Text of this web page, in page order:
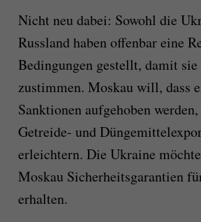
Nicht neu dabei: Sowohl die
Russland haben offenbar eine
Bedingungen gestellt, damit sie
zustimmen. Moskau will, dass
Sanktionen aufgehoben
Getreide- und
erleichtern. Die Ukraine
Moskau Sicherheitsgarantien
erhalten.